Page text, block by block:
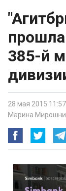
385-й
28 мая 2015 11:57
Марина